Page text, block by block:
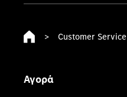
> Customer Service
Αγορά